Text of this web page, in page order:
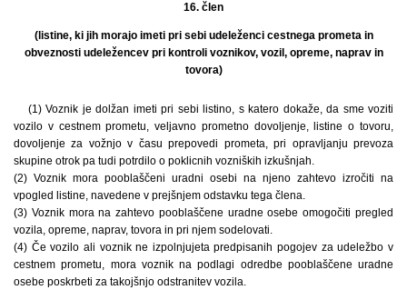
16. člen
(listine, ki jih morajo imeti pri sebi udeleženci cestnega prometa in
obveznosti udeležencev pri kontroli voznikov, vozil, opreme, naprav in
tovora)
(1) Voznik je dolžan imeti pri sebi listino, s katero dokaže, da sme voziti
vozilo v cestnem prometu, veljavno prometno dovoljenje, listine o tovoru,
dovoljenje za vožnjo v času prepovedi prometa, pri opravljanju prevoza
skupine otrok pa tudi potrdilo o poklicnih vozniških izkušnjah.
(2) Voznik mora pooblaščeni uradni osebi na njeno zahtevo izročiti na
vpogled listine, navedene v prejšnjem odstavku tega člena.
(3) Voznik mora na zahtevo pooblaščene uradne osebe omogočiti pregled
vozila, opreme, naprav, tovora in pri njem sodelovati.
(4) Če vozilo ali voznik ne izpolnjujeta predpisanih pogojev za udeležbo v
cestnem prometu, mora voznik na podlagi odredbe pooblaščene uradne
osebe poskrbeti za takojšnjo odstranitev vozila.